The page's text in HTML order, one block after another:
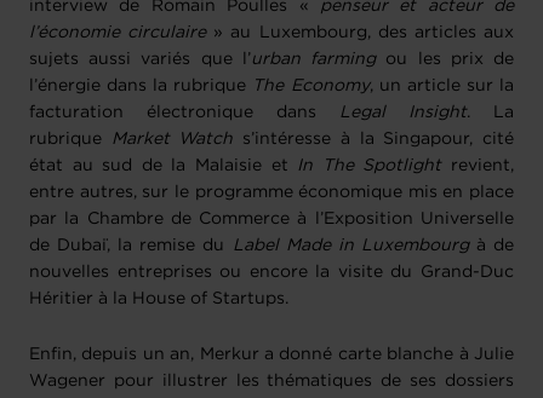
interview de Romain Poulles « penseur et acteur de
l’économie circulaire» au Luxembourg, des articles aux
sujets aussi variés que l’urban farming ou les prix de
l’énergie dans la rubrique
The Economy, un article sur la
facturation électronique dans
Legal Insight. La
rubrique
Market Watch s’intéresse à la Singapour, cité
état au sud de la Malaisie et
In The Spotlightrevient,
entre autres, sur le programme économique mis en place
par la Chambre de Commerce à l’Exposition Universelle
de Dubaï, la remise du
Label Made in Luxembourgà de
nouvelles entreprises ou encore la visite du Grand-Duc
Héritier à la House of Startups.
Enfin, depuis un an, Merkur a donné carte blanche à Julie
Wagener pour illustrer les thématiques de ses dossiers